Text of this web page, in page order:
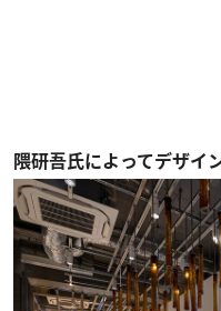
隈研吾氏によってデザイ